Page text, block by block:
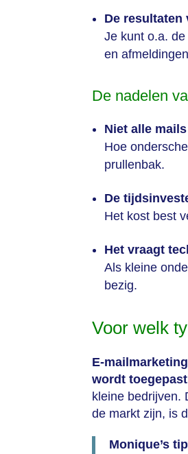
De resultaten
Je kunt o.a.
en
De nadelen
Niet alle
Hoe
prullenbak.
De
Het kost best
Het vraagt
Als kleine
bezig.
Voor welk
E-
wordt
kleine bedrijven.
de markt zijn, is
Monique’s tip